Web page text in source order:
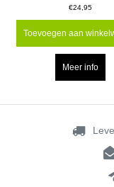
€24,95
Toevoegen aan
Meer info